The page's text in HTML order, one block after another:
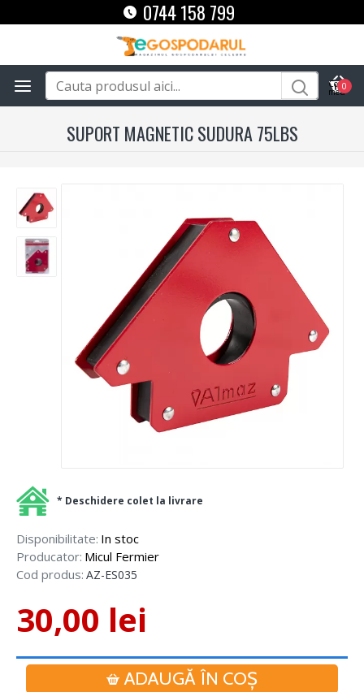
0744 158 799
0
SUPORT MAGNETIC SUDURA 75LBS
Disponibilitate: In stoc
Producator: Micul Fermier
Cod produs: AZ-ES035
30,00 lei
ADAUGĂ ÎN COŞ
* Deschidere colet la livrare